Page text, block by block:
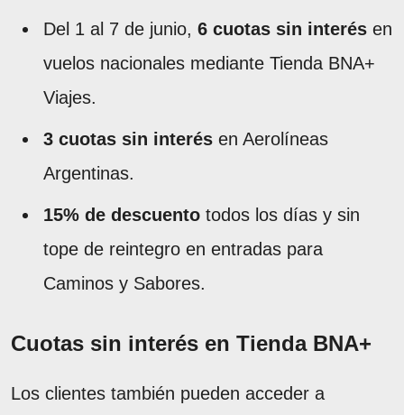
Del 1 al 7 de junio, 6 cuotas sin interés en
vuelos nacionales mediante Tienda BNA+
Viajes.
3 cuotas sin interés en Aerolíneas
Argentinas.
15% de descuento todos los días y sin
tope de reintegro en entradas para
Caminos y Sabores.
Cuotas sin interés en Tienda BNA+
Los clientes también pueden acceder a